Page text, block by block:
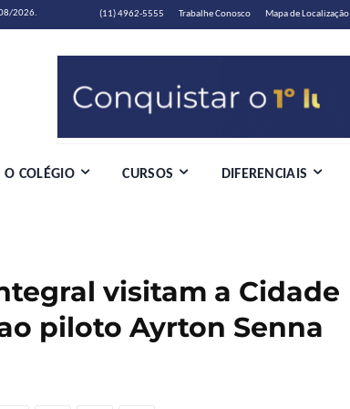
2026. (11) 4962-5555 Trabalhe Conosco Mapa de Localização
O COLÉGIO CURSOS DIFERENCIAIS
visitam a Cidade
piloto Ayrton Senna